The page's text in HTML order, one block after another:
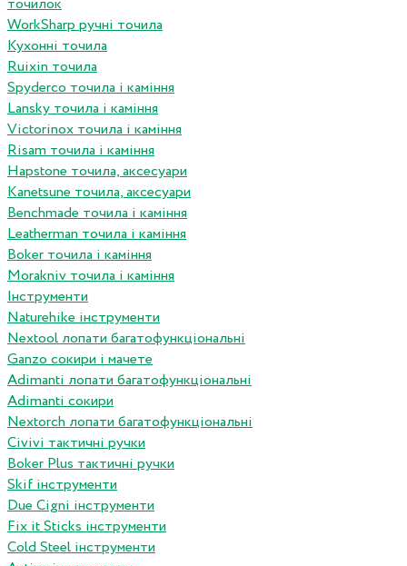
точилок
WorkSharp ручні точила
Кухонні точила
Ruixin точила
Spyderco точила і каміння
Lansky точила і каміння
Victorinox точила і каміння
Risam точила і каміння
Hapstone точила, аксесуари
Kanetsune точила, аксесуари
Benchmade точила і каміння
Leatherman точила і каміння
Boker точила і каміння
Morakniv точила і каміння
Інструменти
Naturehike інструменти
Nextool лопати багатофункціональні
Ganzo сокири і мачете
Adimanti лопати багатофункціональні
Adimanti сокири
Nextorch лопати багатофункціональні
Сivivi тактичні ручки
Boker Plus тактичні ручки
Skif інструменти
Due Cigni інструменти
Fix it Sticks інструменти
Сold Steel інструменти